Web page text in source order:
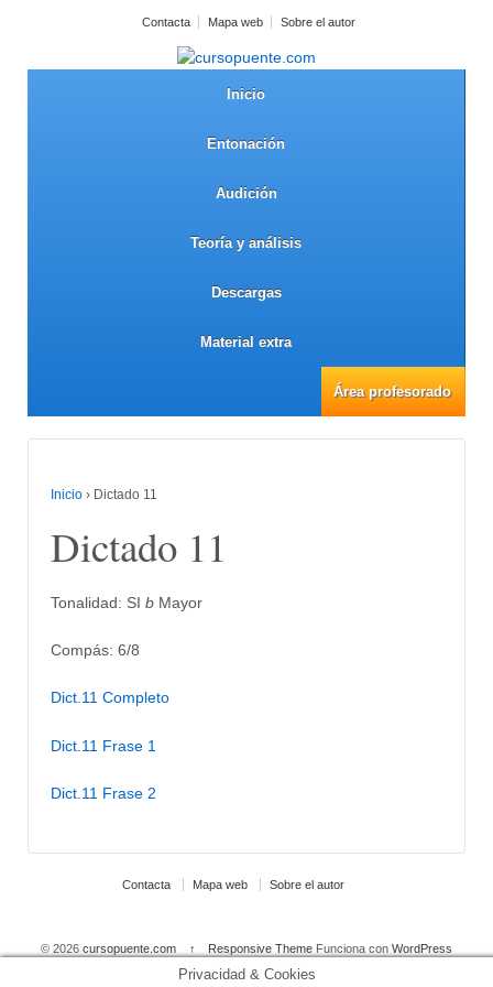
Contacta Mapa web Sobre el autor
Inicio
Entonación
Audición
Teoría y análisis
Descargas
Material extra
Área profesorado
Inicio › Dictado 11
Dictado 11
Tonalidad: SI b Mayor
Compás: 6/8
Dict.11 Completo
Dict.11 Frase 1
Dict.11 Frase 2
Contacta Mapa web Sobre el autor
© 2026 cursopuente.com ↑ Responsive ThemeFunciona con WordPress
Privacidad & Cookies